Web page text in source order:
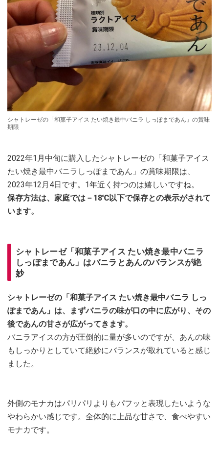
シャトレーゼの「和菓子アイス たい焼き最中バニラ しっぽまであん」の賞味
期限
2022年1月中旬に購入したシャトレーゼの「和菓子アイス
たい焼き最中バニラしっぽまであん」の賞味期限は、
2023年12月4日です。1年近く持つのは嬉しいですね。
保存方法は、家庭では－18℃以下で保存との表示がされて
います。
シャトレーゼ「和菓子アイス たい焼き最中バニラ
しっぽまであん」はバニラとあんのバランスが絶
妙
シャトレーゼの「和菓子アイス たい焼き最中バニラ しっ
ぽまであん」は、まずバニラの味が口の中に広がり、その
後であんの甘さが広がってきます。
バニラアイスの方が圧倒的に量が多いのですが、あんの味
もしっかりとしていて絶妙にバランスが取れていると感じ
ました。
外側のモナカはパリパリよりもパフッと表現したいような
やわらかい感じです。全体的に上品な甘さで、食べやすい
モナカです。